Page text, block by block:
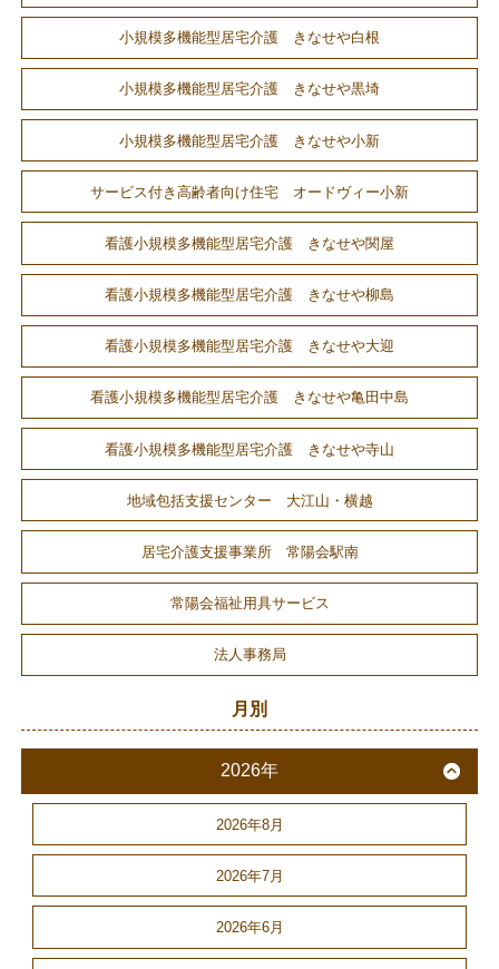
小規模多機能型居宅介護 きなせや白根
小規模多機能型居宅介護 きなせや黒埼
小規模多機能型居宅介護 きなせや小新
サービス付き高齢者向け住宅 オードヴィー小新
看護小規模多機能型居宅介護 きなせや関屋
看護小規模多機能型居宅介護 きなせや柳島
看護小規模多機能型居宅介護 きなせや大迎
看護小規模多機能型居宅介護 きなせや亀田中島
看護小規模多機能型居宅介護 きなせや寺山
地域包括支援センター 大江山・横越
居宅介護支援事業所 常陽会駅南
常陽会福祉用具サービス
法人事務局
月別
2026年
2026年8月
2026年7月
2026年6月